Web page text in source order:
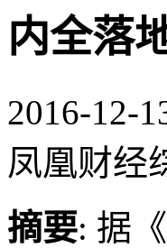
内全落
2016-12-
凤凰财经
摘要: 据